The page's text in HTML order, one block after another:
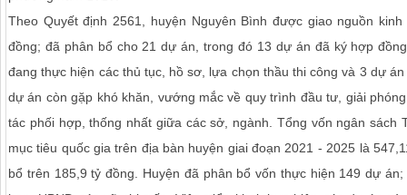
Theo Quyết định 2561, huyện Nguyên Bình được giao nguồn
đồng; đã phân bổ cho 21 dự án, trong đó 13 dự án đã ký hợp
đang thực hiện các thủ tục, hồ sơ, lựa chọn thầu thi công và 3 dự
dự án còn gặp khó khăn, vướng mắc về quy trình đầu tư, giải
tác phối hợp, thống nhất giữa các sở, ngành. Tổng vốn ngân sách
mục tiêu quốc gia trên địa bàn huyện giai đoạn 2021 - 2025 là
bổ trên 185,9 tỷ đồng. Huyện đã phân bổ vốn thực hiện 149 dự